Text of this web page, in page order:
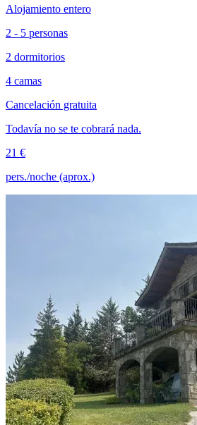
Alojamiento entero
2 - 5 personas
2 dormitorios
4 camas
Cancelación gratuita
Todavía no se te cobrará nada.
21 €
pers./noche (aprox.)